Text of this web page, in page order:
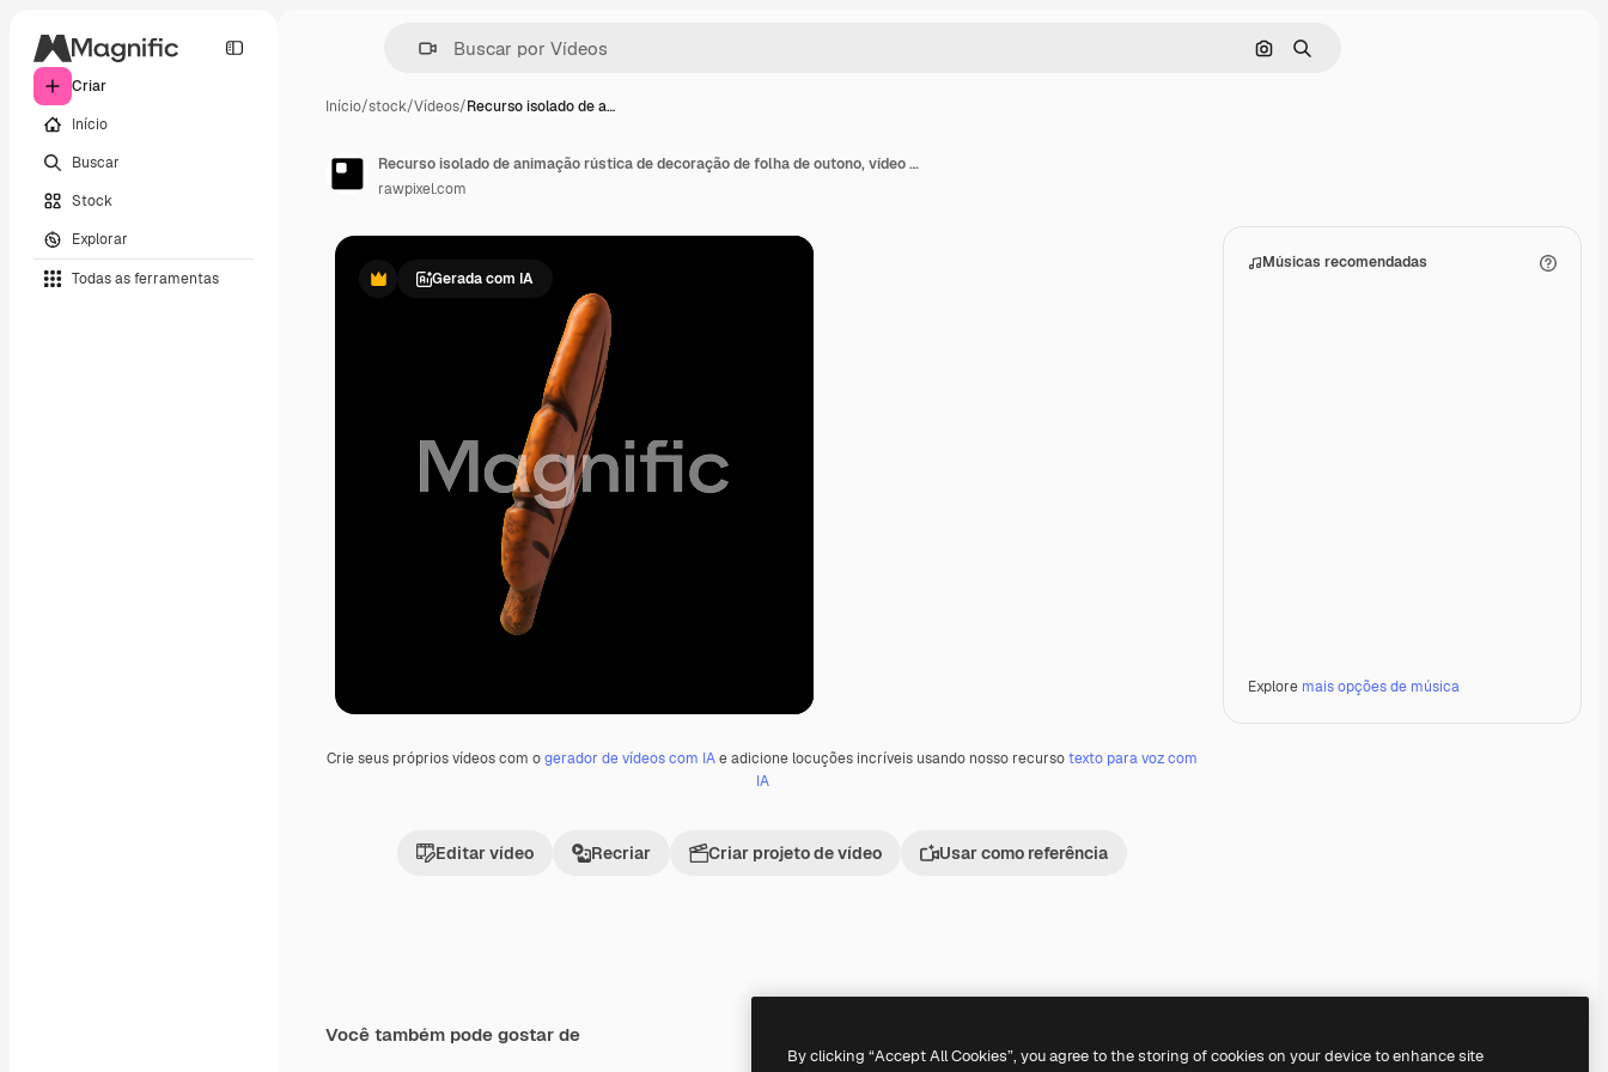
Criar
Início
Buscar
Stock
Explorar
Todas as ferramentas
Pesquisar por imagem
Buscar
Início/stock/Vídeos/Recurso isolado de a…
PremiumGerada com IA
Crie seus próprios vídeos com ogerador de vídeos com IAe adicione locuções incríveis usando nosso recursotexto para voz com
IA
Editar vídeo Recriar Criar projeto de vídeo Usar como referência
Músicas recomendadas
Explore mais opções de música
Recurso isolado de animação rústica de decoração de folha de outono, vídeo transparente em 4K, canal alfa, ProRes
rawpixel.com
Você também pode gostar de
Premium
Premium Premium
Premium
By clicking “Accept All Cookies”, you agree to the storing of cookies on your device to enhance site